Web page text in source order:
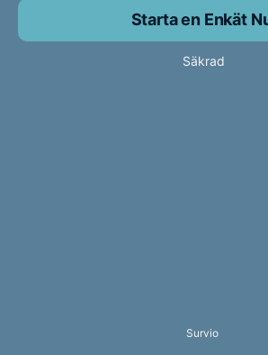
Starta en Enkät
Säkrad
Survio